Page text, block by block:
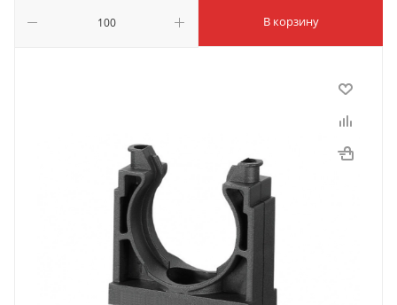
В корзину